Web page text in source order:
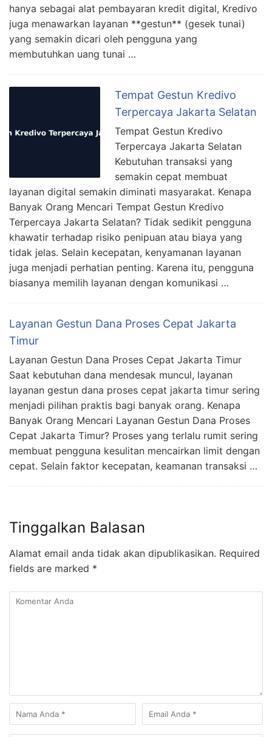
hanya sebagai alat pembayaran kredit digital, Kredivo
juga menawarkan layanan **gestun** (gesek tunai)
yang semakin dicari oleh pengguna yang
membutuhkan uang tunai …
Tempat Gestun Kredivo
Terpercaya Jakarta Selatan
Tempat Gestun Kredivo
Terpercaya Jakarta Selatan
Kebutuhan transaksi yang
semakin cepat membuat
layanan digital semakin diminati masyarakat. Kenapa
Banyak Orang Mencari Tempat Gestun Kredivo
Terpercaya Jakarta Selatan? Tidak sedikit pengguna
khawatir terhadap risiko penipuan atau biaya yang
tidak jelas. Selain kecepatan, kenyamanan layanan
juga menjadi perhatian penting. Karena itu, pengguna
biasanya memilih layanan dengan komunikasi …
Layanan Gestun Dana Proses Cepat Jakarta
Timur
Layanan Gestun Dana Proses Cepat Jakarta Timur
Saat kebutuhan dana mendesak muncul, layanan
layanan gestun dana proses cepat jakarta timur sering
menjadi pilihan praktis bagi banyak orang. Kenapa
Banyak Orang Mencari Layanan Gestun Dana Proses
Cepat Jakarta Timur? Proses yang terlalu rumit sering
membuat pengguna kesulitan mencairkan limit dengan
cepat. Selain faktor kecepatan, keamanan transaksi …
Tinggalkan Balasan
Alamat email anda tidak akan dipublikasikan. Required
fields are marked *